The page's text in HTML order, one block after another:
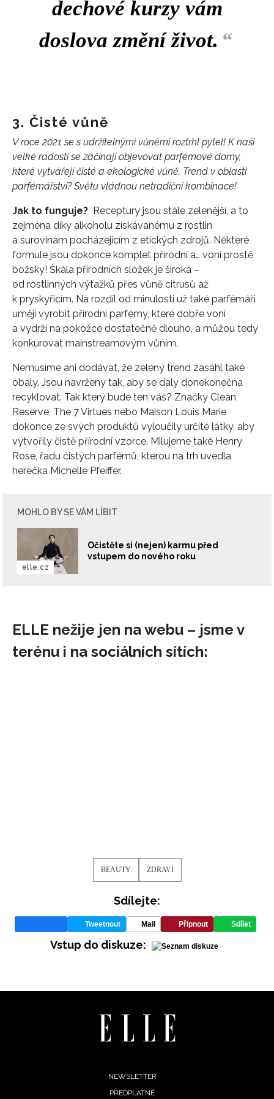
INFORMACE
REDAKCE
dechové kurzy vám
doslova změní život. “
3. Čisté vůně
V roce 2021 se s udržitelnými vůněmi roztrhl pytel! K naší
velké radosti se začínají objevovat parfémové domy,
které vytvářejí čisté a ekologické vůně. Trend v oblasti
parfémářství? Světu vládnou netradiční kombinace!
Jak to funguje? Receptury jsou stále zelenější, a to
zejména díky alkoholu získávanému z rostlin
a surovinám pocházejícím z etických zdrojů. Některé
formule jsou dokonce komplet přírodní a… voní prostě
božsky! Škála přírodních složek je široká –
od rostlinných výtažků přes vůně citrusů až
k pryskyřicím. Na rozdíl od minulosti už také parfémáři
umějí vyrobit přírodní parfémy, které dobře voní
a vydrží na pokožce dostatečně dlouho, a můžou tedy
konkurovat mainstreamovým vůním.
Nemusíme ani dodávat, že zelený trend zasáhl také
obaly. Jsou navrženy tak, aby se daly donekonečna
recyklovat. Tak který bude ten váš? Značky Clean
Reserve, The 7 Virtues nebo Maison Louis Marie
dokonce ze svých produktů vyloučily určité látky, aby
vytvořily čistě přírodní vzorce. Milujeme také Henry
Rose, řadu čistých parfémů, kterou na trh uvedla
herečka Michelle Pfeiffer.
MOHLO BY SE VÁM LÍBIT
Očistěte si (nejen) karmu před
vstupem do nového roku
elle.cz
ELLE nežije jen na webu – jsme v
terénu i na sociálních sítích:
BEAUTY ZDRAVÍ
Sdílejte:
Tweetnout Mail Připnout Sdílet
Vstup do diskuze:
NEWSLETTER
PŘEDPLATNÉ